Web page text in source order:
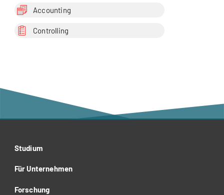
Accounting
Controlling
Studium
Für Unternehmen
Forschung